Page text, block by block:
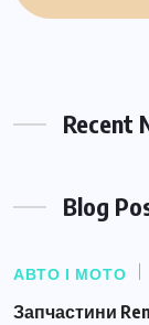
Recent
Blog
АВТО І МОТО
Запчастини